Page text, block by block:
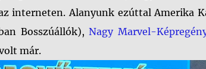
interneten. Alanyunk ezúttal Amerika
Bosszúállók),Nagy Marvel-
már.